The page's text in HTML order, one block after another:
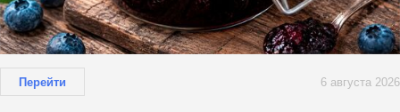
Перейти 6 августа 2026